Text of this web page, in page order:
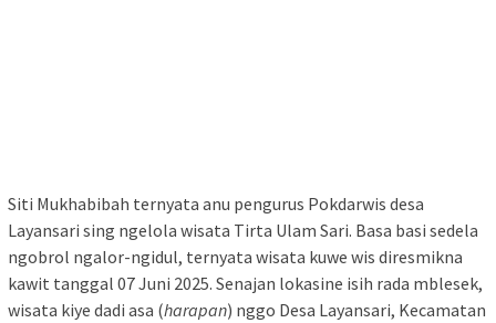
Siti Mukhabibah ternyata anu pengurus Pokdarwis desa
Layansari sing ngelola wisata Tirta Ulam Sari. Basa basi sedela
ngobrol ngalor-ngidul, ternyata wisata kuwe wis diresmikna
kawit tanggal 07 Juni 2025. Senajan lokasine isih rada mblesek,
wisata kiye dadi asa (harapan) nggo Desa Layansari, Kecamatan